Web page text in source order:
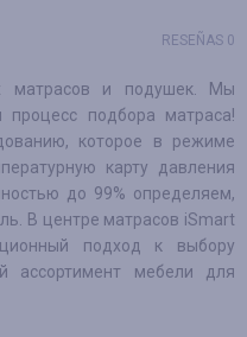
RESEÑAS 0
матрасов и подушек. Мы
подбора матраса!
которое в режиме
карту давления
до 99% определяем,
В центре матрасов iSmart
подход к выбору
ассортимент мебели для